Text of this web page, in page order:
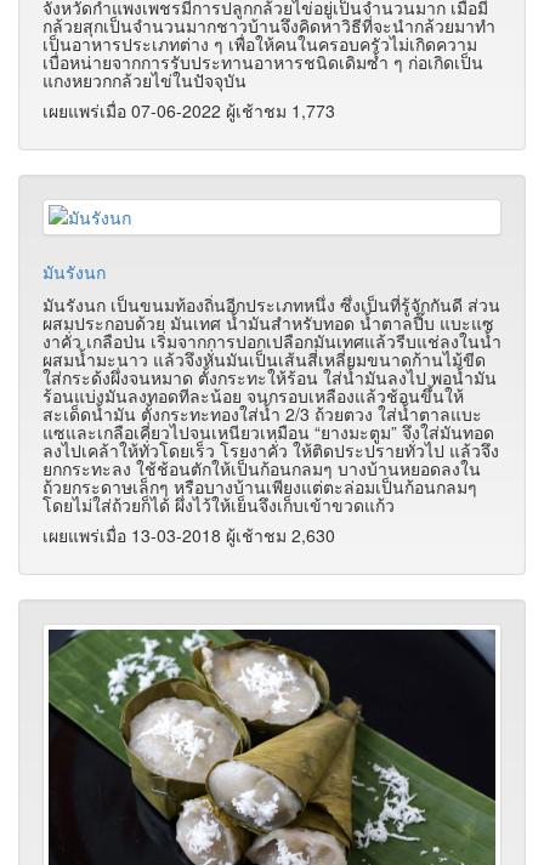
จังหวัดกำแพงเพชรมีการปลูกกล้วยไข่อยู่เป็นจำนวนมาก เมื่อมี
กล้วยสุกเป็นจำนวนมากชาวบ้านจึงคิดหาวิธีที่จะนำกล้วยมาทำ
เป็นอาหารประเภทต่าง ๆ เพื่อให้คนในครอบครัวไม่เกิดความ
เบื่อหน่ายจากการรับประทานอาหารชนิดเดิมซ้ำ ๆ ก่อเกิดเป็น
แกงหยวกกล้วยไข่ในปัจจุบัน
เผยแพร่เมื่อ 07-06-2022 ผู้เช้าชม 1,773
มันรังนก
มันรังนก เป็นขนมท้องถิ่นอีกประเภทหนึ่ง ซึ่งเป็นที่รู้จักกันดี ส่วน
ผสมประกอบด้วย มันเทศ น้ำมันสำหรับทอด น้ำตาลปี๊บ แบะแซ
งาคั่ว เกลือป่น เริ่มจากการปอกเปลือกมันเทศแล้วรีบแช่ลงในน้ำ
ผสมน้ำมะนาว แล้วจึงหั่นมันเป็นเส้นสี่เหลี่ยมขนาดก้านไม้ขีด
ใส่กระด้งผึ่งจนหมาด ตั้งกระทะให้ร้อน ใส่น้ำมันลงไป พอน้ำมัน
ร้อนแบ่งมันลงทอดทีละน้อย จนกรอบเหลืองแล้วช้อนขึ้นให้
สะเด็ดน้ำมัน ตั้งกระทะทองใส่น้ำ 2/3 ถ้วยตวง ใส่น้ำตาลแบะ
แซและเกลือเคี่ยวไปจนเหนียวเหมือน “ยางมะตูม” จึงใส่มันทอด
ลงไปเคล้าให้ทั่วโดยเร็ว โรยงาคั่ว ให้ติดประปรายทั่วไป แล้วจึง
ยกกระทะลง ใช้ช้อนตักให้เป็นก้อนกลมๆ บางบ้านหยอดลงใน
ถ้วยกระดาษเล็กๆ หรือบางบ้านเพียงแต่ตะล่อมเป็นก้อนกลมๆ
โดยไม่ใส่ถ้วยก็ได้ ผึ่งไว้ให้เย็นจึงเก็บเข้าขวดแก้ว
เผยแพร่เมื่อ 13-03-2018 ผู้เช้าชม 2,630